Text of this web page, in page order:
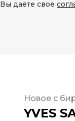
даёте своё
YVES
Новое с